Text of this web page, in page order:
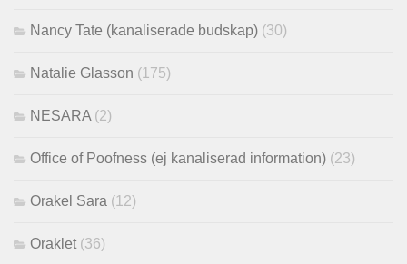
Nancy Tate (kanaliserade budskap) (30)
Natalie Glasson (175)
NESARA (2)
Office of Poofness (ej kanaliserad information) (23)
Orakel Sara (12)
Oraklet (36)